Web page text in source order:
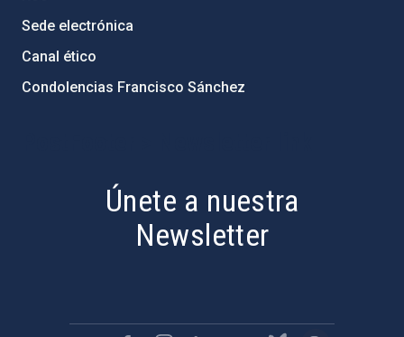
Sede electrónica
Canal ético
Condolencias Francisco Sánchez
Únete a nuestra
Newsletter